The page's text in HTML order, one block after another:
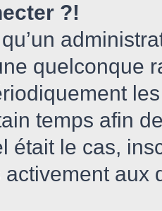
?!
quelconque
temps afin
était le cas,
aux